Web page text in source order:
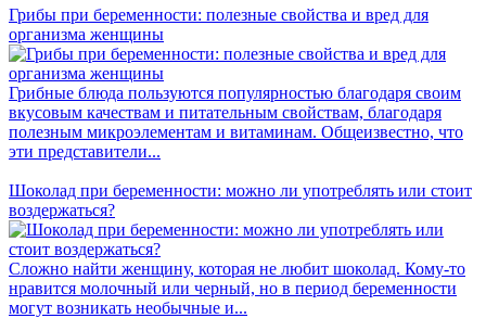
Грибы при беременности: полезные свойства и вред для
организма женщины
Грибные блюда пользуются популярностью благодаря своим
вкусовым качествам и питательным свойствам, благодаря
полезным микроэлементам и витаминам. Общеизвестно, что
эти представители...
Шоколад при беременности: можно ли употреблять или стоит
воздержаться?
Сложно найти женщину, которая не любит шоколад. Кому-то
нравится молочный или черный, но в период беременности
могут возникать необычные и...